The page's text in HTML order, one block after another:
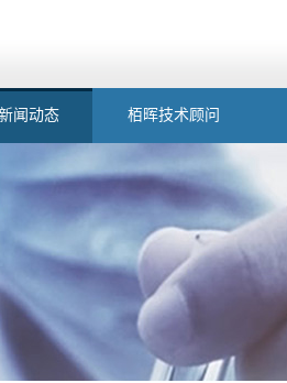
闻动态 栢晖技术顾问